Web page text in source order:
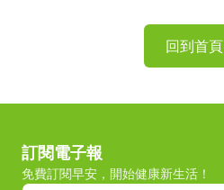
回到首頁
訂閱電子報
免費訂閱早安，開始健康新生活！